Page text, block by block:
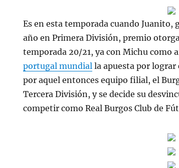
Es en esta temporada cuando
año en Primera División, premio
temporada 20/21, ya con Michu
portugal mundial la apuesta por lograr
por aquel entonces equipo filial, el
Tercera División, y se decide su
competir como Real Burgos Club de